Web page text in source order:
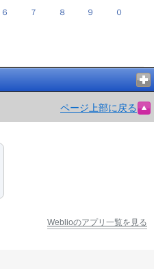
６ ７ ８ ９ ０
ページ上部に戻る
Weblioのアプリ一覧を見る